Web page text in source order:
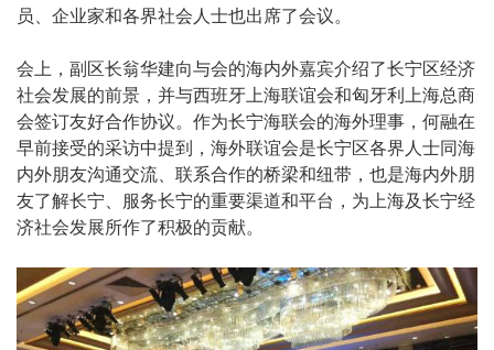
员、企业家和各界社会人士也出席了会议。
会上，副区长翁华建向与会的海内外嘉宾介绍了长宁区经济
社会发展的前景，并与西班牙上海联谊会和匈牙利上海总商
会签订友好合作协议。作为长宁海联会的海外理事，何融在
早前接受的采访中提到，海外联谊会是长宁区各界人士同海
内外朋友沟通交流、联系合作的桥梁和纽带，也是海内外朋
友了解长宁、服务长宁的重要渠道和平台，为上海及长宁经
济社会发展所作了积极的贡献。